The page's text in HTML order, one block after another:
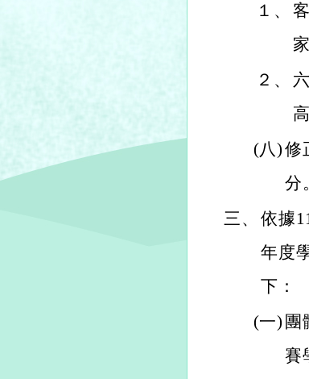
１、
２、
(八)修
分
三、 依據
年度
下：
(一) 團
賽